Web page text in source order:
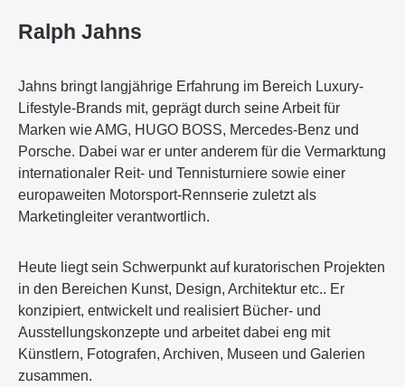
Ralph Jahns
Jahns bringt langjährige Erfahrung im Bereich Luxury-
Lifestyle-Brands mit, geprägt durch seine Arbeit für
Marken wie AMG, HUGO BOSS, Mercedes-Benz und
Porsche. Dabei war er unter anderem für die Vermarktung
internationaler Reit- und Tennisturniere sowie einer
europaweiten Motorsport-Rennserie zuletzt als
Marketingleiter verantwortlich.
Heute liegt sein Schwerpunkt auf kuratorischen Projekten
in den Bereichen Kunst, Design, Architektur etc.. Er
konzipiert, entwickelt und realisiert Bücher- und
Ausstellungskonzepte und arbeitet dabei eng mit
Künstlern, Fotografen, Archiven, Museen und Galerien
zusammen.